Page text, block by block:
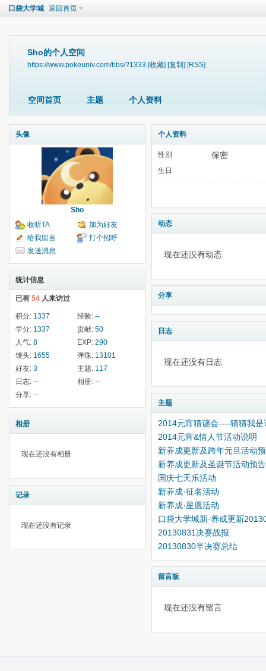
口袋大学城 返回首页
Sho的个人空间
https://www.pokeuniv.com/bbs/?1333 [收藏] [复制] [RSS]
空间首页 主题 个人资料
头像
Sho
收听TA
加为好友
给我留言
打个招呼
发送消息
统计信息
已有 54 人来访过
积分: 1337 经验: --
学分: 1337 贡献: 50
人气: 8 EXP: 290
馒头: 1655 弹珠: 13101
好友: 3 主题: 117
日志: -- 相册: --
分享: --
相册
现在还没有相册
记录
现在还没有记录
个人资料
性别 保密
生日
动态
现在还没有动态
分享
日志
现在还没有日志
主题
2014元宵猜谜会----猜猜我是
2014元宵&情人节活动说明
新养成更新及跨年元旦活动
新养成更新及圣诞节活动预
国庆七天乐活动
新养成·征名活动
新养成·星愿活动
口袋大学城新·养成更新
20130831决赛战报
20130830半决赛总结
留言板
现在还没有留言